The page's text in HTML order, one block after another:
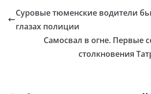
Суровые тюменские водители
глазах полиции
Самосвал в огне. Первые
столкновения